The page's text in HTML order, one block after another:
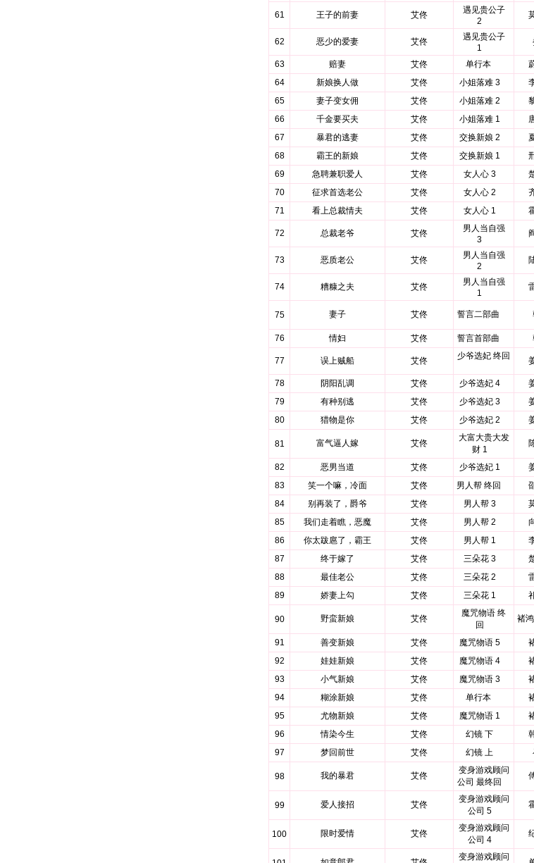
61 王子的前妻 艾佟
遇见贵公子
2
62 恶少的爱妻 艾佟
遇见贵公子
1
63 赔妻 艾佟 单行本
64
新娘换人做 艾佟 小姐落难 3
65
妻子变女佣 艾佟 小姐落难 2
66
千金要买夫 艾佟 小姐落难 1
67
暴君的逃妻 艾佟 交换新娘 2
68
霸王的新娘 艾佟 交换新娘 1
69
急聘兼职爱人 艾佟 女人心 3
70
征求首选老公 艾佟 女人心 2
71
看上总裁情夫 艾佟 女人心 1
72 总裁老爷 艾佟
男人当自强
3
73 恶质老公 艾佟
男人当自强
2
74 糟糠之夫 艾佟
男人当自强
1
75 妻子 艾佟 誓言二部曲
76 情妇 艾佟 誓言首部曲
77 误上贼船 艾佟 少爷选妃 终回
78 阴阳乱调 艾佟 少爷选妃 4
79
有种别逃 艾佟 少爷选妃 3
80
猎物是你 艾佟 少爷选妃 2
81 富气逼人嫁 艾佟
大富大贵大发
财 1
82 恶男当道 艾佟 少爷选妃 1
83
笑一个嘛，冷面 艾佟 男人帮 终回
84
别再装了，爵爷 艾佟 男人帮 3
85
我们走着瞧，恶魔 艾佟 男人帮 2
86
你太跋扈了，霸王 艾佟 男人帮 1
87
终于嫁了 艾佟 三朵花 3
88
最佳老公 艾佟 三朵花 2
89
娇妻上勾 艾佟 三朵花 1
90 野蛮新娘 艾佟
魔咒物语 终
回
褚
91 善变新娘 艾佟 魔咒物语 5
92
娃娃新娘 艾佟 魔咒物语 4
93
小气新娘 艾佟 魔咒物语 3
94
糊涂新娘 艾佟 单行本
95
尤物新娘 艾佟 魔咒物语 1
96
情染今生 艾佟 幻镜 下
97
梦回前世 艾佟 幻镜 上
98 我的暴君 艾佟
变身游戏顾问
公司 最终回
99 爱人接招 艾佟
变身游戏顾问
公司 5
100 限时爱情 艾佟
变身游戏顾问
公司 4
变身游戏顾问